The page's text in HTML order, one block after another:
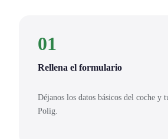
01
Rellena el formulario
Déjanos los datos básicos del coche y
Polig.